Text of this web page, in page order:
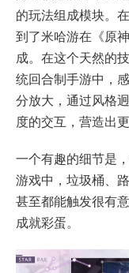
的玩法组成模块。
到了米哈游在《原
成。在这个天然的
统回合制手游中，
分放大，通过风格
度的交互，营造出
一个有趣的细节是
游戏中，垃圾桶、
甚至都能触发很有
成就彩蛋。